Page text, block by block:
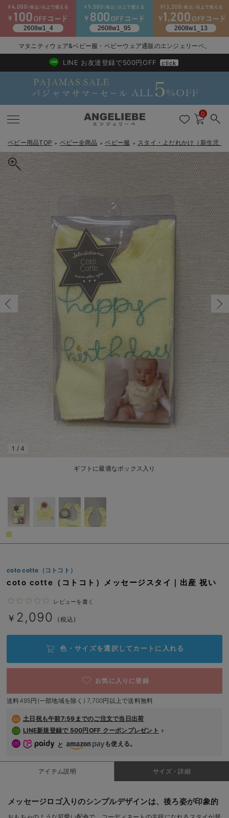
戻る
新生児服全て
出産準備
コンビ肌着・新生児/ベビー肌着
ツーウェイオール・2WAYオール（新生児）
戻る
ベビー服全て
ロンパース・カバーオール
ベビー ワンピース
ベビー パンツ
ベビー ブルマ
ベビー スカート
ベビートップス
ベビー アウター
ベビー セットアップ
スタイ・よだれかけ（新生児・ベビー）
ベビー帽子（新生児・乳児）
新生児スリーパー・ベビーパジャマ
戻る
シーズンアイテム全て
甚平・浴衣
ベビー袴
戻る
ベビー・新生児 寝具全て
ベビーベッド・布団 （ベビー・新生児）
ベビー ブランケット・タオルケット
おくるみ（新生児）
戻る
ベビー 雑貨全て
ベビーチェア（ハイローチェア）・ベビーラック
子育て便利家電
プレイマット・ベビー マット
ベビー 雑貨 小物
ベビー安全グッズ
ベビーおもちゃ
メモリアルグッズ
授乳・調乳・お食事
哺乳瓶
赤ちゃん 洗剤・洗濯用品・お掃除
赤ちゃん お風呂・ベビースキンケア
おむつ関連グッズ
戻る
お出かけグッズ全て
ベビーカー
抱っこ紐
ベビーケープ
戻る
ベビー｜季節の特集全て
猛暑からベビーを守るひんやりグッズ
夏のお役立ちベビーウェア
シンカーパイル特集
ベビーの動物なりきり特集
ベビー 夏のお役立ちグッズ特集
【素材別】ベビーロンパース特集
袴ロンパース特集
戻る
アウトレット全て
【アウトレット】ワンピース
【アウトレット】トップス・授乳トップス
【アウトレット】ボトムス
【アウトレット】パジャマ
【アウトレット】インナー
【アウトレット】ベビー
戻る
特集全て
抗菌防臭加工
透け防止
見えてもカワイイ
コットン素材
冷房対策
接触冷感素材
Tシャツブラ
ブラトップ
親子セット
快適機能ウェア特集 トップス
快適機能ウェア特集 ボトムス
快適機能ウェア特集 パジャマ
erbaviva（エルバビーバ）
ハレの日に着るANGELIEBEのセレモニー
買って正解！高評価レビューアイテム
親子コーデ｜ママとベビーにおすすめ！
Gift Selection 出産祝い
ロンパースはいつからいつまで使う？選ぶポイントも解説！
保育園・入園準備特集
デロンギ
入院準備の持ち物チェック
戻る
再入荷全て
再入荷｜インナー
再入荷｜アウター
戻る
送料無料アイテム全て
ワンピース
トップス
パンツ
スカート
パジャマ
インナー
ベビー
戻る
ブラキャミ おまとめ
MAX55%OFF ブラック
戻る
【37周年祭セール】
【37周年祭セール】
【37周年祭セール】
戻る
気温差別オススメア
【15℃】3月下旬～
【〜10℃】3月中旬
戻る
動きやすく着回しで
涼しくて可愛い「ワ
戻る
強撚スムース(コスパ
戻る
マタニティウェア
【おまとめ割】パジ
戻る
こだわりの履き心地
カジュアル
デニム
レギンス
オフィス
戻る
ジャケット派
きれいめトップス派
きれいめスカート派
きれいめ美脚パンツ派
ツィード派
王道シンプル派
セットアップ派
戻る
出産準備応援割全て
マタニティパジャマ
マタニティインナー
ベビー
戻る
【オフィスカジュア
【オフィスカジュア
戻る
レギンスタイプ
パンツタイプ
戻る
【フォーマル】ワン
【フォーマル】ボト
【フォーマル】トッ
戻る
【ベビー】長袖
【ベビー】半袖
【ベビー】グッズ
戻る
ハンカチ
2WAYオール
コンビ肌着
短肌着
セット
戻る
快適ウェア10%OFF
快適ウェア10%OFF
戻る
春のマタニティワン
セットアップ・ レイ
Aライン ・フレアワ
Iライン ・タイトシ
ジャンパースカート/
ワーク・オフィス
カジュアル
フォーマル / オケー
あったかアイテム｜
戻る
Gift Selection 出産
〜3,000円（税込）
〜5,000円（税込）
〜10,000円（税込）
10,001円（税込）〜
女の子におススメの
男の子におススメの
定番ギフト
もらって嬉しいギフト
かわいくておもしろ
何枚あっても嬉しい
長く使えるアイテム
戻る
冬の冷え対策インナ
薄くてあったか
綿混素材
腹巻・ひざ上パンツ
保温&リカバリー
レギンス・タイツ
カップ付きインナー
あったか度◎
裏起毛素材
戻る
入院準備の持ち物チ
入院してすぐ使うグ
赤ちゃんへ使うもの
産後に使うグッズ
戻る
冬のあったか特集全て
【冬のあったか特集
【冬のあったか特集
【冬のあったか特集
【冬のあったか特集
マタニティウェア&ベビー服・ベビーウェア通販のエンジェリーベ。
2026/NewArrival
送料495円(一部地域を除く) 7,700円以上で送料無料
LINE お友達登録で500円OFF click
0
ベビー用品TOP ＞ ベビー全商品 ＞ ベビー服 ＞ スタイ・よだれかけ（新生児・
ギフトに最適なボックス入り
1 /4
coto cotte（コトコト）
coto cotte（コトコト）メッセージスタイ｜出産 祝い
レビューを書く
￥ 2,090 (税込)
色・サイズを選択して カートに入れる
お気に入りに登録
送料495円(一部地域を除く) 7,700円以上で送料無料
カートに入れる
coto cotte（コトコト）メッセージスタイ｜出産 祝い
イエロー
フリー/在庫あり
フリー/在庫あり
￥2,090
カートに入れる
閉じる
土日祝も午前7:59までのご注文で当日出荷
LINE新規登録で 500円OFF クーポンプレゼント
と
も使える。
アイテム説明 サイズ・詳細
メッセージロゴ入りのシンプルデザインは、後ろ姿が印象的